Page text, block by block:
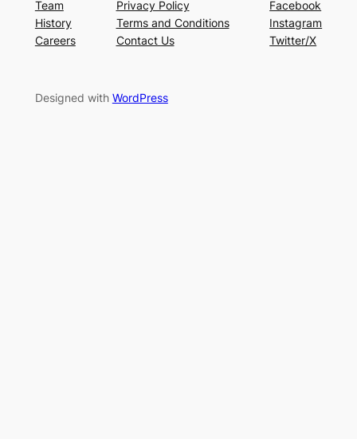
Team
History
Careers
Privacy Policy
Terms and Conditions
Contact Us
Facebook
Instagram
Twitter/X
Designed with WordPress